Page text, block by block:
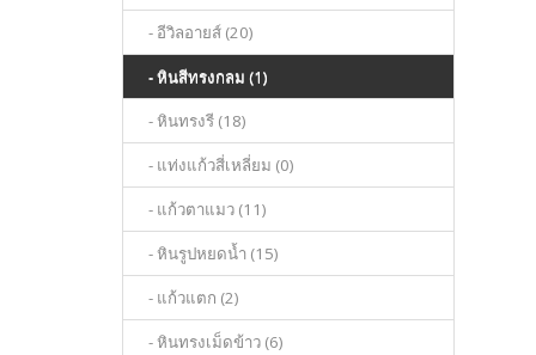
- อีวิลอายส์ (20)
- หินสีทรงกลม (1)
- หินทรงรี (18)
- แท่งแก้วสี่เหลี่ยม (0)
- แก้วตาแมว (11)
- หินรูปหยดน้ำ (15)
- แก้วแตก (2)
- หินทรงเม็ดข้าว (6)